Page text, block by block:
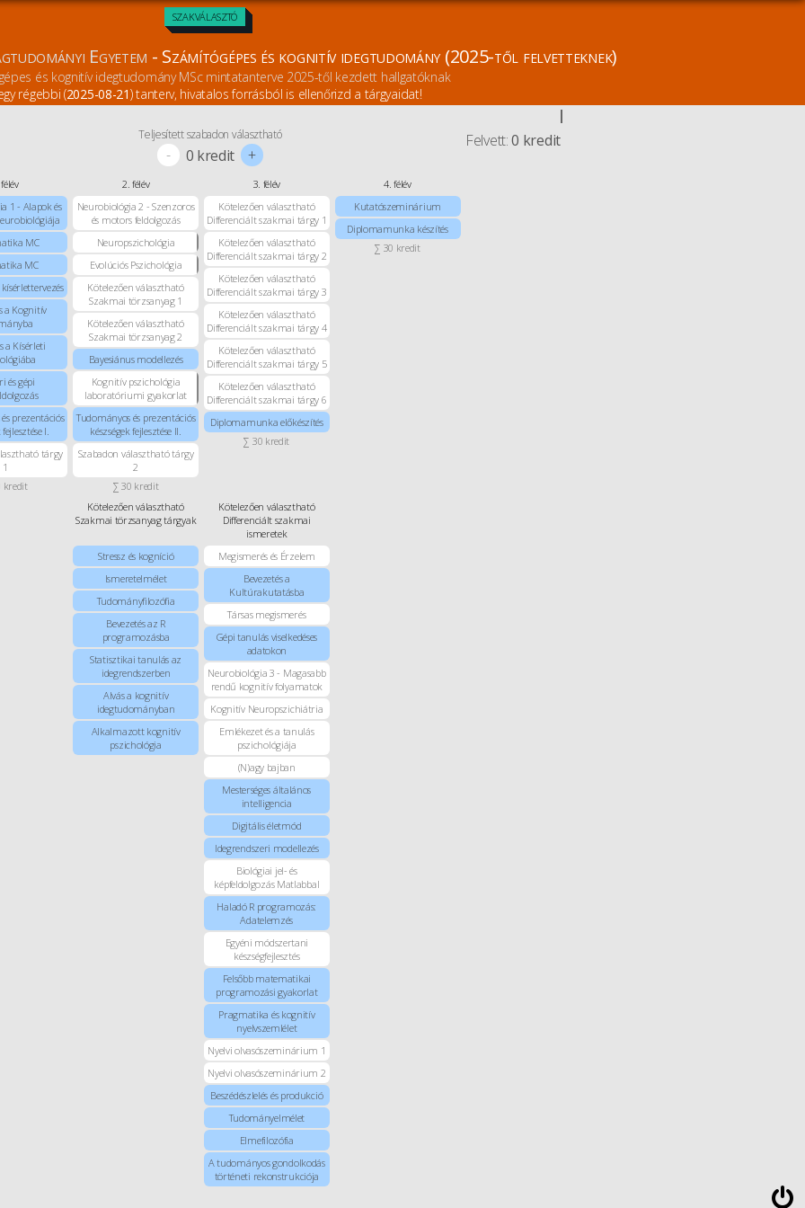
SZAKVÁLASZTÓ
Egyetem - Számítógépes és kognitív idegtudomány (2025-től felvetteknek)
és kognitív idegtudomány MSc mintatanterve 2025-től kezdett hallgatóknak
régebbi (2025-08-21) tanterv, hivatalos forrásból is ellenőrizd a tárgyaidat!
Teljesített szabadon választható
- 0 kredit +
Felvett:0 kredit
1 - Alapok és
MC
MC
a Kognitív
a Kísérleti
és gépi
prezentációs
I.
tárgy
1
kredit
2. félév
Neurobiológia 2 - Szenzoros
és motors feldolgozás
Neuropszichológia
Evolúciós Pszichológia
Kötelezően választható
Szakmai törzsanyag 1
Kötelezően választható
Szakmai törzsanyag 2
Bayesiánus modellezés
Kognitív pszichológia
laboratóriumi gyakorlat
Tudományos és prezentációs
készségek fejlesztése II.
Szabadon választható tárgy
2
∑ 30 kredit
3. félév
Kötelezően választható
Differenciált szakmai tárgy 1
Kötelezően választható
Differenciált szakmai tárgy 2
Kötelezően választható
Differenciált szakmai tárgy 3
Kötelezően választható
Differenciált szakmai tárgy 4
Kötelezően választható
Differenciált szakmai tárgy 5
Kötelezően választható
Differenciált szakmai tárgy 6
Diplomamunka előkészítés
∑ 30 kredit
4. félév
Kutatószeminárium
Diplomamunka készítés
∑ 30 kredit
Kötelezően választható
Szakmai törzsanyag tárgyak
Stressz és kogníció
Ismeretelmélet
Tudományfilozófia
Bevezetés az R
programozásba
Statisztikai tanulás az
idegrendszerben
Alvás a kognitív
idegtudományban
Alkalmazott kognitív
pszichológia
Kötelezően választható
Differenciált szakmai
ismeretek
Megismerés és Érzelem
Bevezetés a
Kultúrakutatásba
Társas megismerés
Gépi tanulás viselkedéses
adatokon
Neurobiológia 3 - Magasabb
rendű kognitív folyamatok
Kognitív Neuropszichiátria
Emlékezet és a tanulás
pszichológiája
(N)agy bajban
Mesterséges általános
intelligencia
Digitális életmód
Idegrendszeri modellezés
Biológiai jel- és
képfeldolgozás Matlabbal
Haladó R programozás:
Adatelemzés
Egyéni módszertani
készségfejlesztés
Felsőbb matematikai
programozási gyakorlat
Pragmatika és kognitív
nyelvszemlélet
Nyelvi olvasószeminárium 1
Nyelvi olvasószeminárium 2
Beszédészlelés és produkció
Tudományelmélet
Elmefilozófia
A tudományos gondolkodás
történeti rekonstrukciója